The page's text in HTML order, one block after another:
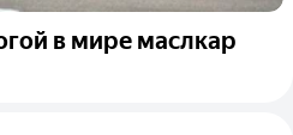
в мире маслкар